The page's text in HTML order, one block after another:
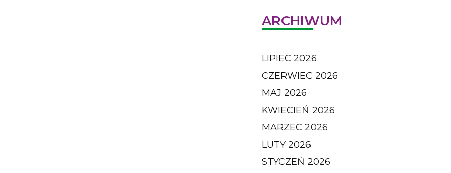
ARCHIWUM
LIPIEC 2026
CZERWIEC 2026
MAJ 2026
KWIECIEŃ 2026
MARZEC 2026
LUTY 2026
STYCZEŃ 2026